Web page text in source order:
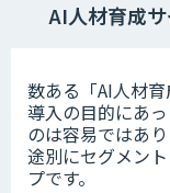
AI人材育成
数ある「AI人材
導入の目的にあ
のは容易ではあ
途別にセグメン
プです。